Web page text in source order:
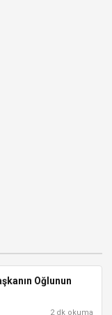
Oğlunun
2 dk okuma